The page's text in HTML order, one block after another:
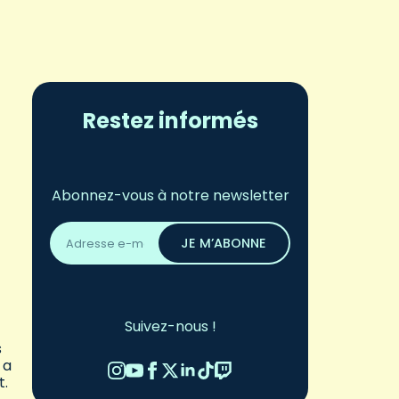
Restez informés
Abonnez-vous à notre newsletter
Adresse
email
*
JE M’ABONNE
Suivez-nous !